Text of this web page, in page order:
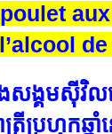
សង្គម​ស៊ីវិល​
ា​ត្រី​ប្រហុក​ឆ្ន